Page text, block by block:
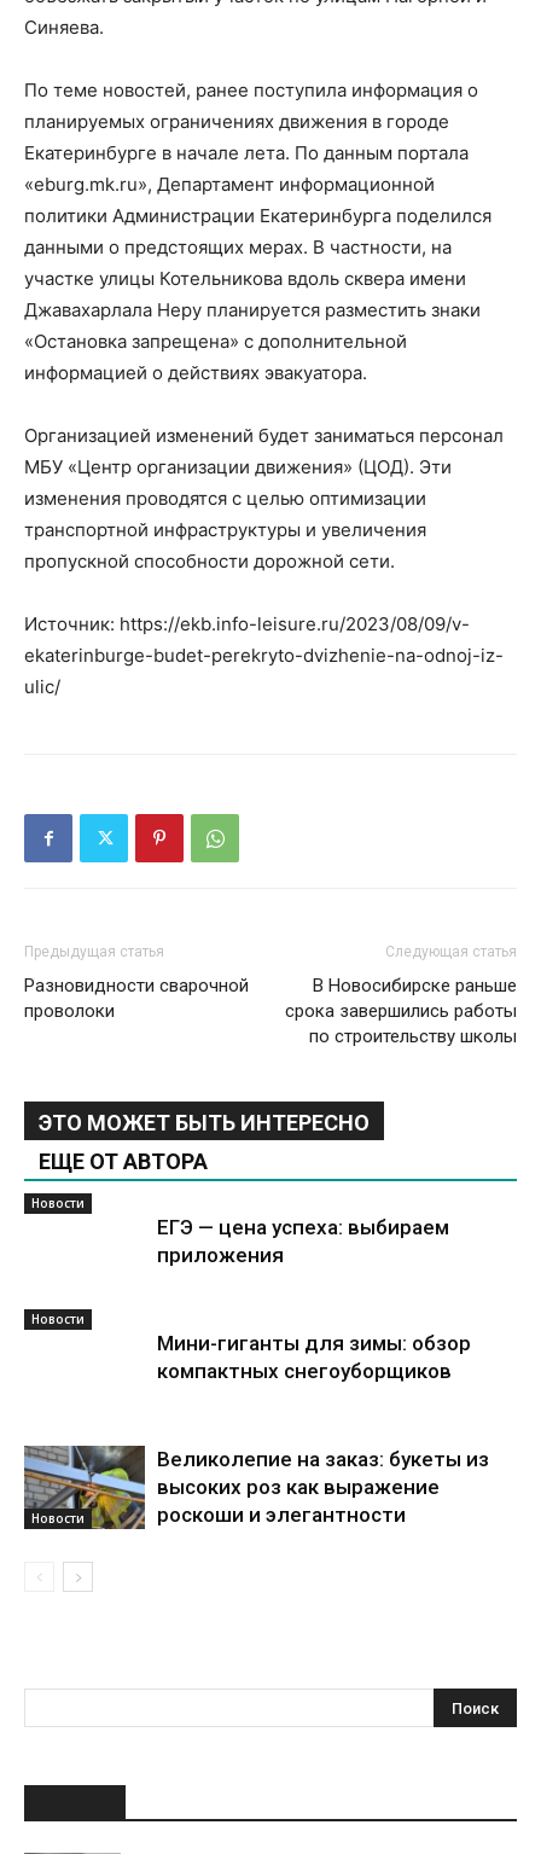
Синяева.
По теме новостей, ранее поступила информация о
планируемых ограничениях движения в городе
Екатеринбурге в начале лета. По данным портала
«eburg.mk.ru», Департамент информационной
политики Администрации Екатеринбурга поделился
данными о предстоящих мерах. В частности, на
участке улицы Котельникова вдоль сквера имени
Джавахарлала Неру планируется разместить знаки
«Остановка запрещена» с дополнительной
информацией о действиях эвакуатора.
Организацией изменений будет заниматься персонал
МБУ «Центр организации движения» (ЦОД). Эти
изменения проводятся с целью оптимизации
транспортной инфраструктуры и увеличения
пропускной способности дорожной сети.
Источник: https://ekb.info-leisure.ru/2023/08/09/v-
ekaterinburge-budet-perekryto-dvizhenie-na-odnoj-iz-
ulic/
Предыдущая статья
Разновидности сварочной
проволоки
Следующая статья
В Новосибирске раньше
срока завершились работы
по строительству школы
ЭТО МОЖЕТ БЫТЬ ИНТЕРЕСНО
ЕЩЕ ОТ АВТОРА
Новости
ЕГЭ — цена успеха: выбираем
приложения
Новости
Мини-гиганты для зимы: обзор
компактных снегоуборщиков
Новости
Великолепие на заказ: букеты из
высоких роз как выражение
роскоши и элегантности